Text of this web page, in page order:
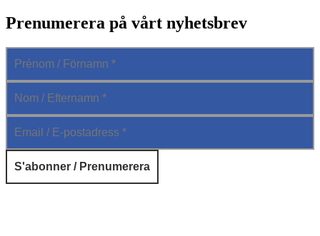
Prenumerera på vårt nyhetsbrev